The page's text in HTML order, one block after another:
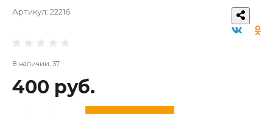
Артикул: 22216
В наличии: 37
400 руб.